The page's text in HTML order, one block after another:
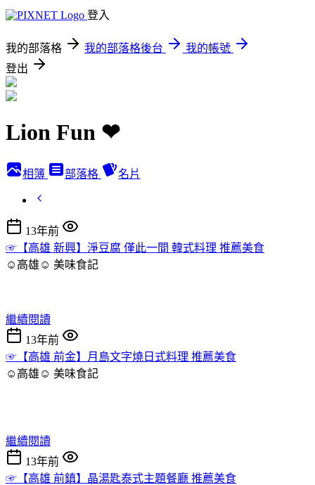
登入
我的部落格 我的部落格後台
我的帳號
登出
Lion Fun ❤
相簿 部落格 名片
13年前
☞【高雄 新興】淨豆腐 僅此一間 韓式料理 推薦美食
☺高雄☺ 美味食記
繼續閱讀
13年前
☞【高雄 前金】月島文字燒日式料理 推薦美食
☺高雄☺ 美味食記
繼續閱讀
13年前
☞【高雄 前鎮】晶湯匙泰式主題餐廳 推薦美食